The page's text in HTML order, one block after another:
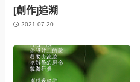
[創作]追溯
2021-07-20